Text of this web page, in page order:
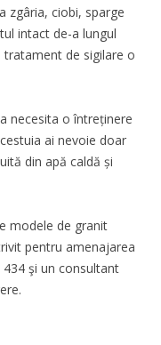
zgâria, ciobi, sparge
intact de-a lungul
de sigilare o
necesita o întreținere
ai nevoie doar
din apă caldă și
modele de granit
pentru amenajarea
şi un consultant